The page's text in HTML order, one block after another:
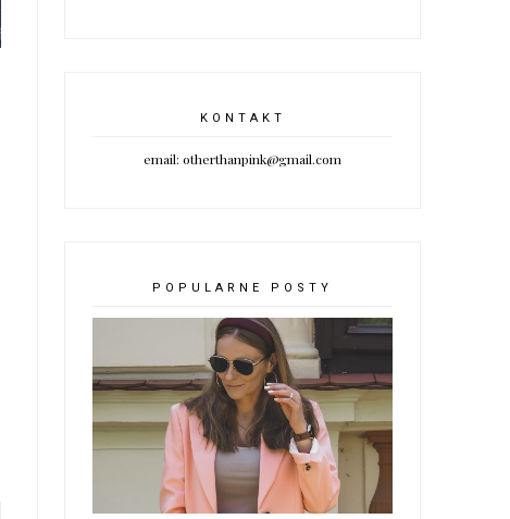
KONTAKT
email: otherthanpink@gmail.com
POPULARNE POSTY